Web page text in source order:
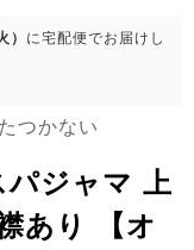
新着商品
- New Arrival -
） に宅配便でお届けし
つかない
パジャマ 上
あり 【オ